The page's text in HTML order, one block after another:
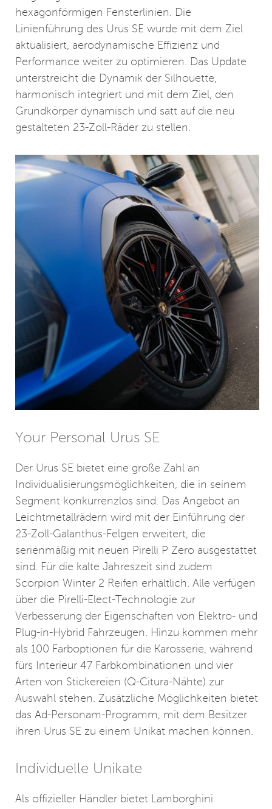
hexagonförmigen Fensterlinien. Die
Linienführung des Urus SE wurde mit dem Ziel
aktualisiert, aerodynamische Effizienz und
Performance weiter zu optimieren. Das Update
unterstreicht die Dynamik der Silhouette,
harmonisch integriert und mit dem Ziel, den
Grundkörper dynamisch und satt auf die neu
gestalteten 23-Zoll-Räder zu stellen.
Your Personal Urus SE
Der Urus SE bietet eine große Zahl an
Individualisierungsmöglichkeiten, die in seinem
Segment konkurrenzlos sind. Das Angebot an
Leichtmetallrädern wird mit der Einführung der
23-Zoll-Galanthus-Felgen erweitert, die
serienmäßig mit neuen Pirelli P Zero ausgestattet
sind. Für die kalte Jahreszeit sind zudem
Scorpion Winter 2 Reifen erhältlich. Alle verfügen
über die Pirelli-Elect-Technologie zur
Verbesserung der Eigenschaften von Elektro- und
Plug-in-Hybrid Fahrzeugen. Hinzu kommen mehr
als 100 Farboptionen für die Karosserie, während
fürs Interieur 47 Farbkombinationen und vier
Arten von Stickereien (Q-Citura-Nähte) zur
Auswahl stehen. Zusätzliche Möglichkeiten bietet
das Ad-Personam-Programm, mit dem Besitzer
ihren Urus SE zu einem Unikat machen können.
Individuelle Unikate
Als offizieller Händler bietet Lamborghini